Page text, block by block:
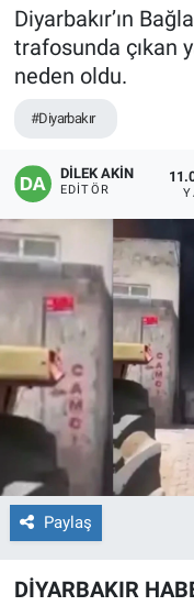
Diyarbakır’ın
trafosunda çıkan
neden oldu.
#Diyarbakır
DİLEK AKİN
EDITÖR
Paylaş
DİYARBAKIR
GÜNDEM
BÖLGE
KÜLTÜR SANAT
EĞİTİM
ÖZEL HABER
POLİTİKA
SAĞLIK
TEKNOLOJİ
Süper Lig
Tüm Manşetler